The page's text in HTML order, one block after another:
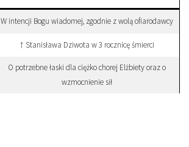
W intencji Bogu wiadomej, zgodnie z wolą ofiarodawcy
† Stanisława Dziwota w 3 rocznicę śmierci
O potrzebne łaski dla ciężko chorej Elżbiety oraz o
wzmocnienie sił